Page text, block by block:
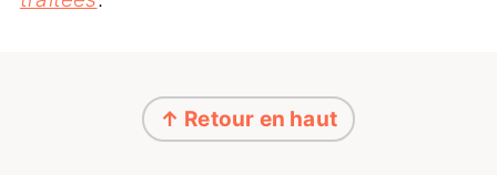
↑ Retour en haut